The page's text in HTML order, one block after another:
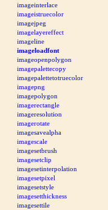
imageinterlace
imageistruecolor
imagejpeg
imagelayereffect
imageline
imageloadfont
imageopenpolygon
imagepalettecopy
imagepalettetotruecolor
imagepng
imagepolygon
imagerectangle
imageresolution
imagerotate
imagesavealpha
imagescale
imagesetbrush
imagesetclip
imagesetinterpolation
imagesetpixel
imagesetstyle
imagesetthickness
imagesettile